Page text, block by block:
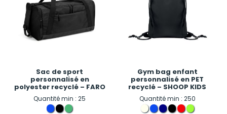
Sac de sport
personnalisé en
polyester recyclé – FARO
Quantité min : 25
Gym bag enfant
personnalisé en PET
recyclé – SHOOP KIDS
Quantité min : 250